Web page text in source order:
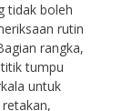
tidak boleh
rutin
rangka,
tumpu
untuk